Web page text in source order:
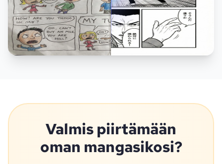
Valmis piirtämään
oman mangasikosi?